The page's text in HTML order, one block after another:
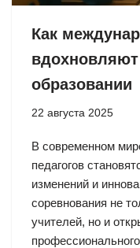
Как
образовании
22 августа 2025
В современном
педагогов
изменений и
соревнования не
учителей, но и